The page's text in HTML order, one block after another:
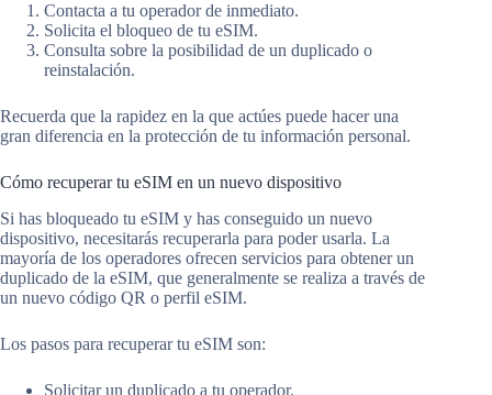
Contacta a tu operador de inmediato.
Solicita el bloqueo de tu eSIM.
Consulta sobre la posibilidad de un duplicado o
reinstalación.
Recuerda que la rapidez en la que actúes puede hacer una
gran diferencia en la protección de tu información personal.
Cómo recuperar tu eSIM en un nuevo dispositivo
Si has bloqueado tu eSIM y has conseguido un nuevo
dispositivo, necesitarás recuperarla para poder usarla. La
mayoría de los operadores ofrecen servicios para obtener un
duplicado de la eSIM, que generalmente se realiza a través de
un nuevo código QR o perfil eSIM.
Los pasos para recuperar tu eSIM son:
Solicitar un duplicado a tu operador.